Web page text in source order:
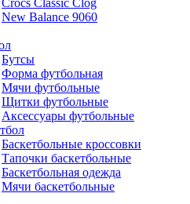
New Balance 9060
Бутсы
Форма футбольная
Мячи футбольные
Щитки футбольные
Аксессуары футбольные
Баскетбольные кроссовки
Тапочки баскетбольные
Баскетбольная одежда
Мячи баскетбольные